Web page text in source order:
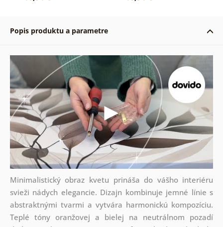
Popis produktu a parametre
Minimalistický obraz kvetu prináša do vášho interiéru
svieži nádych elegancie. Dizajn kombinuje jemné línie s
abstraktnými tvarmi a vytvára harmonickú kompozíciu.
Teplé tóny oranžovej a bielej na neutrálnom pozadí